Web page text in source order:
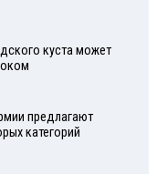
куста может
предлагают
категорий